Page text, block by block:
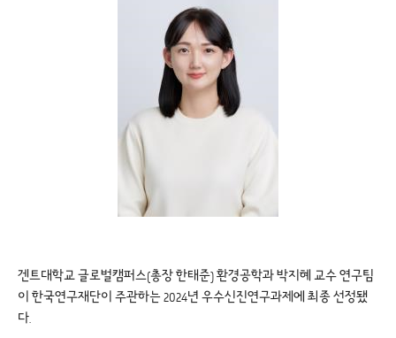
겐트대학교 글로벌캠퍼스(총장 한태준) 환경공학과 박지혜 교수 연구팀
이 한국연구재단이 주관하는 2024년 우수신진연구과제에 최종 선정됐
다.